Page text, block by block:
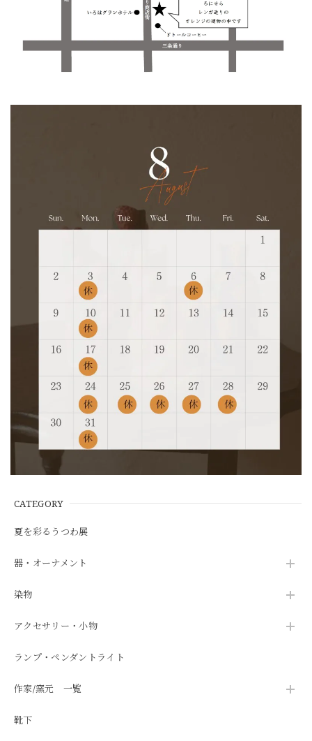
CATEGORY
夏を彩るうつわ展
器・オーナメント
染物
アクセサリー・小物
ランプ・ペンダントライト
作家/窯元 一覧
靴下